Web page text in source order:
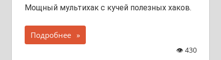
Мощный мультихак с кучей полезных хаков.
Подробнее
👁 430